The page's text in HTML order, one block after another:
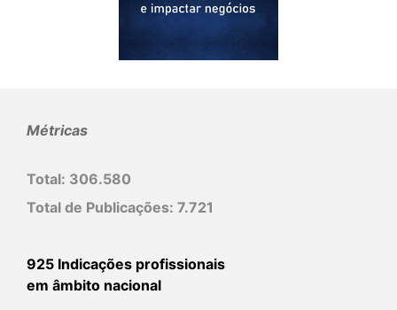
Métricas
Total: 306.580
Total de Publicações: 7.721
925 Indicações profissionais
em âmbito nacional